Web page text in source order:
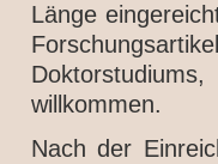
Länge
willkommen.
Nach der